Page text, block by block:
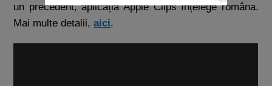
un precedent, aplicația Apple Clips înțelege româna.
Mai multe detalii,aici.